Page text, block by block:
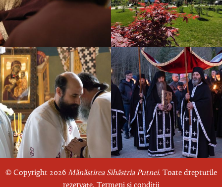
© Copyright 2026 Mănăstirea Sihăstria Putnei. Toate drepturile